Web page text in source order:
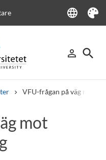
language
Language
Tema
person_outline
Logga in
search
Sök
VFU-frågan på väg mot
Välkomstbrev
mot